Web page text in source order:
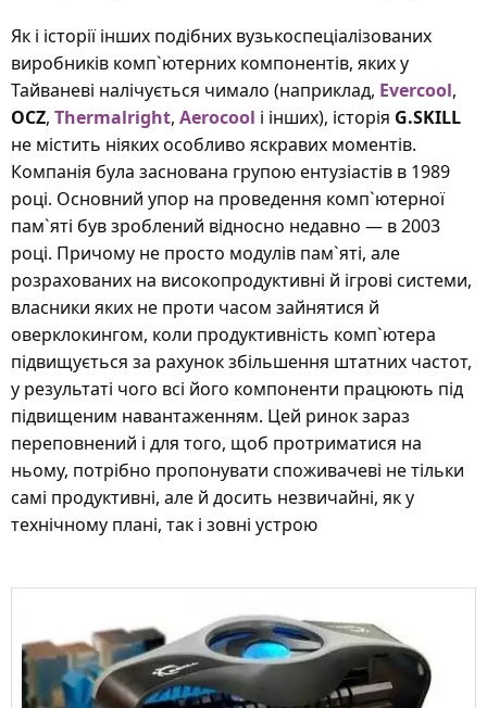
Як і історії інших подібних вузькоспеціалізованих
виробників комп`ютерних компонентів, яких у
Тайваневі налічується чимало (наприклад, Evercool,
OCZ, Thermalright, Aerocool і інших), історія G.SKILL
не містить ніяких особливо яскравих моментів.
Компанія була заснована групою ентузіастів в 1989
році. Основний упор на проведення комп`ютерної
пам`яті був зроблений відносно недавно — в 2003
році. Причому не просто модулів пам`яті, але
розрахованих на високопродуктивні й ігрові системи,
власники яких не проти часом зайнятися й
оверклокингом, коли продуктивність комп`ютера
підвищується за рахунок збільшення штатних частот,
у результаті чого всі його компоненти працюють під
підвищеним навантаженням. Цей ринок зараз
переповнений і для того, щоб протриматися на
ньому, потрібно пропонувати споживачеві не тільки
самі продуктивні, але й досить незвичайні, як у
технічному плані, так і зовні устрою